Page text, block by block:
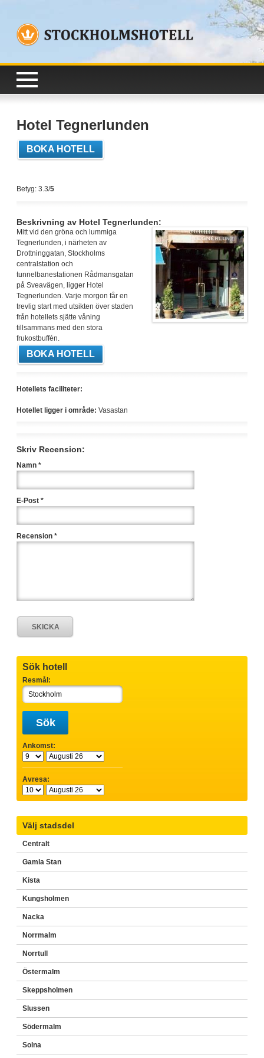
Hotel Tegnerlunden
BOKA HOTELL
Betyg: 3.3/5
Beskrivning av Hotel Tegnerlunden:
Mitt vid den gröna och lummiga
Tegnerlunden, i närheten av
Drottninggatan, Stockholms
centralstation och
tunnelbanestationen Rådmansgatan
på Sveavägen, ligger Hotel
Tegnerlunden. Varje morgon får en
trevlig start med utsikten över staden
från hotellets sjätte våning
tillsammans med den stora
frukostbuffén.
BOKA HOTELL
Hotellets faciliteter:
Hotellet ligger i område: Vasastan
Skriv Recension:
Namn *
E-Post *
Recension *
Sök hotell
Resmål:
Sök
Ankomst:
Avresa:
Välj stadsdel
Centralt
Gamla Stan
Kista
Kungsholmen
Nacka
Norrmalm
Norrtull
Östermalm
Skeppsholmen
Slussen
Södermalm
Solna